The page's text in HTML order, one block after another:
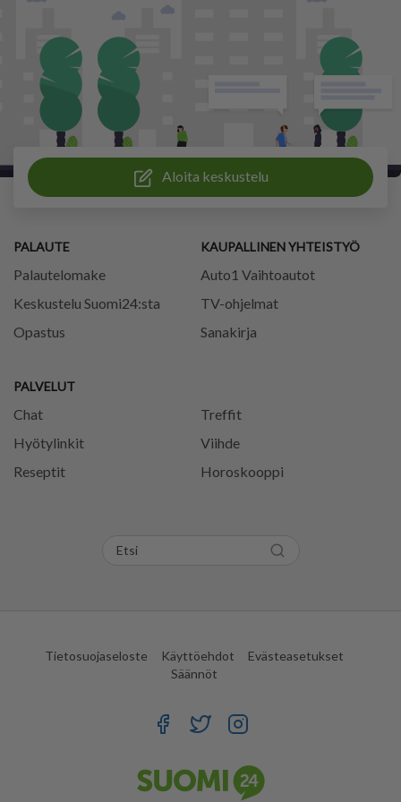
Aloita keskustelu
PALAUTE
Palautelomake
Keskustelu Suomi24:sta
Opastus
PALVELUT
Chat
Treffit
Hyötylinkit
Viihde
Reseptit
Horoskooppi
KAUPALLINEN YHTEISTYÖ
Auto1 Vaihtoautot
TV-ohjelmat
Sanakirja
Tietosuojaseloste Käyttöehdot
Evästeasetukset
Säännöt